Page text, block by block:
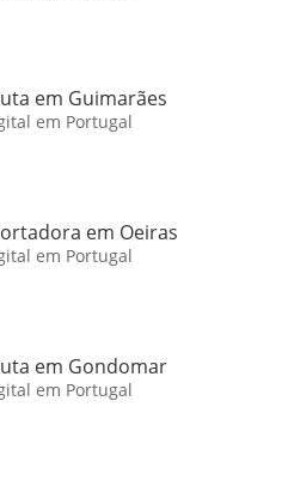
em Guimarães
em Portugal
em Oeiras
em Portugal
em Gondomar
em Portugal